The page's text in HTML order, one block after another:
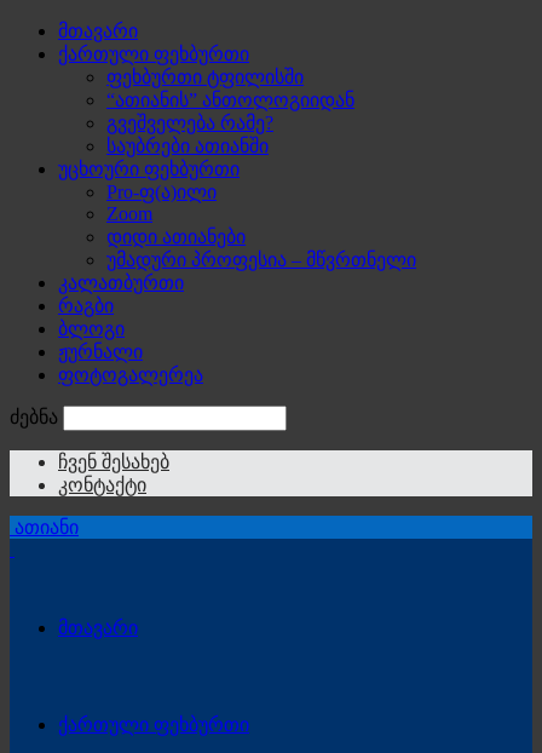
მთავარი
ქართული ფეხბურთი
ფეხბურთი ტფილისში
“ათიანის” ანთოლოგიიდან
გვეშველება რამე?
საუბრები ათიანში
უცხოური ფეხბურთი
Pro-ფ(ა)ილი
Zoom
დიდი ათიანები
უმადური პროფესია – მწვრთნელი
კალათბურთი
რაგბი
ბლოგი
ჟურნალი
ფოტოგალერეა
ძებნა
ჩვენ შესახებ
კონტაქტი
ათიანი
მთავარი
ქართული ფეხბურთი